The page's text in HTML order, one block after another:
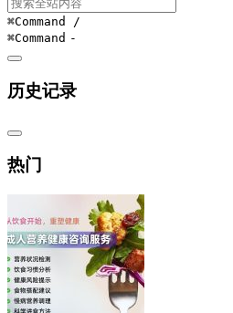
⌘Command /
⌘Command -
历史记录
热门